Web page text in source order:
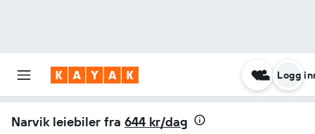
Logg
Narvik leiebiler fra 644 kr/dag